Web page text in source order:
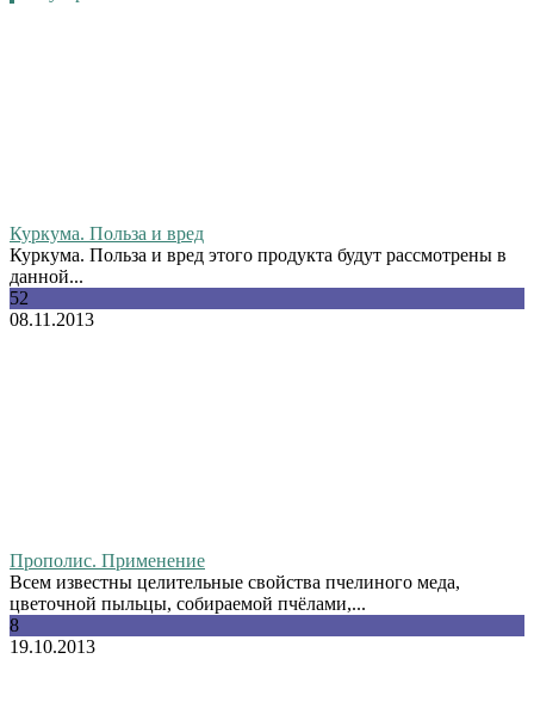
Куркума. Польза и вред
Куркума. Польза и вред этого продукта будут рассмотрены в
данной...
52
08.11.2013
Прополис. Применение
Всем известны целительные свойства пчелиного меда,
цветочной пыльцы, собираемой пчёлами,...
8
19.10.2013